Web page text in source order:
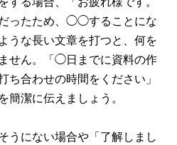
たため、◯◯することにな
うな長い文章を打つと、何を
せん。「◯日までに資料の作
ち合わせの時間をください」
簡潔に伝えましょう。
うにない場合や「了解しまし